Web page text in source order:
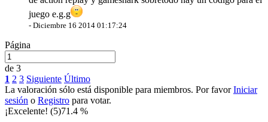
juego e.g.g
- Diciembre 16 2014 01:17:24
Página
de 3
1 2 3 Siguiente Último
La valoración sólo está disponible para miembros. Por favorIniciar
sesión o Registro para votar.
¡Excelente! (5)71.4 %